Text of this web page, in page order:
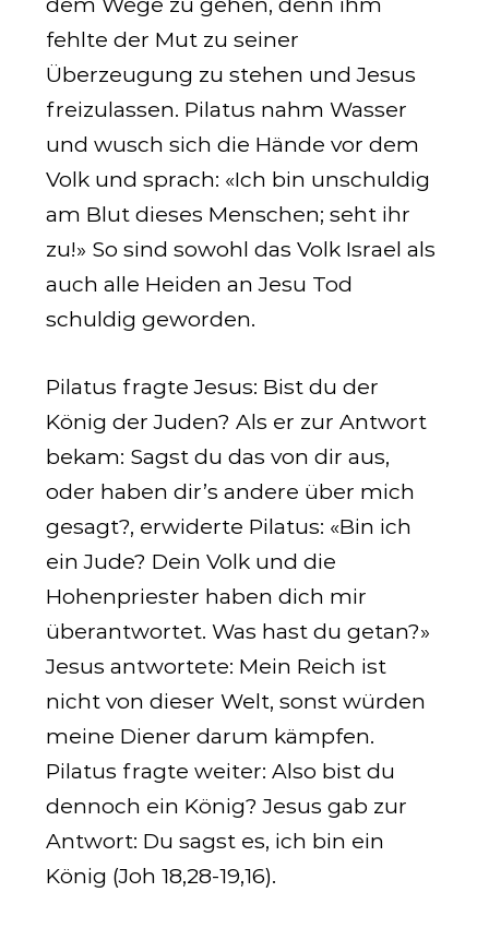
fehlte der Mut zu seiner
Überzeugung zu stehen und Jesus
freizulassen. Pilatus nahm Wasser
und wusch sich die Hände vor dem
Volk und sprach: «Ich bin unschuldig
am Blut dieses Menschen; seht ihr
zu!» So sind sowohl das Volk Israel als
auch alle Heiden an Jesu Tod
schuldig geworden.
Pilatus fragte Jesus: Bist du der
König der Juden? Als er zur Antwort
bekam: Sagst du das von dir aus,
oder haben dir’s andere über mich
gesagt?, erwiderte Pilatus: «Bin ich
ein Jude? Dein Volk und die
Hohenpriester haben dich mir
überantwortet. Was hast du getan?»
Jesus antwortete: Mein Reich ist
nicht von dieser Welt, sonst würden
meine Diener darum kämpfen.
Pilatus fragte weiter: Also bist du
dennoch ein König? Jesus gab zur
Antwort: Du sagst es, ich bin ein
König (Joh 18,28-19,16).